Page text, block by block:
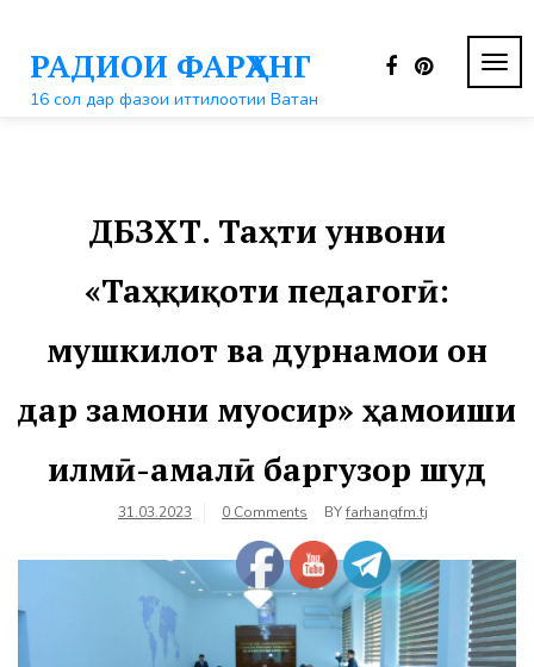
контентуРАДИОИ ФАРҲАНГ
16 сол дар фазои иттилоотии Ватан
ДБЗХТ. Таҳти унвони
«Таҳқиқоти педагогӣ:
мушкилот ва дурнамои он
дар замони муосир» ҳамоиши
илмӣ-амалӣ баргузор шуд
31.03.2023 0 Comments BYfarhangfm.tj